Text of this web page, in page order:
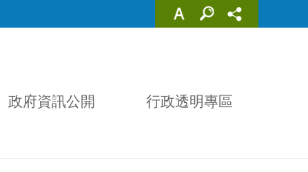
政府資訊公開
行政透明專區